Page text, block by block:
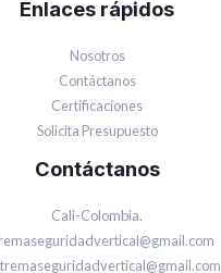
Enlaces rápidos
Nosotros
Contáctanos
Certificaciones
Solicita Presupuesto
Contáctanos
Cali-Colombia.